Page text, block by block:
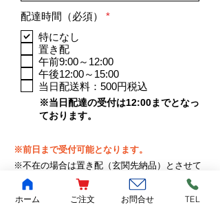
配達時間（必須） *必
特になし
置き配
午前9:00～12:00
午後12:00～15:00
当日配送料：500円税込
​※当日配達の受付は12:00までとなっ
ております。
※前日まで受付可能となります。
※不在の場合は置き配（玄関先納品）とさせて
いただきます。
ホーム ご注文 お問合せ TEL